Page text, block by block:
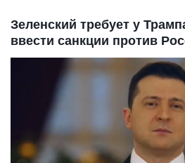
Зеленский требует у
ввести санкции против